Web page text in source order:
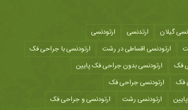
گیلان ارتدنسی
ارتودنسی
ارتودنسی اقساطی در رشت
ارتودنسی با جراحی فک
فک
ارتودنسی بدون جراحی فک پایین
فک
ارتودنسی جراحی فک
ارتودنسی رشت
ارتودنسی و جراحی فک